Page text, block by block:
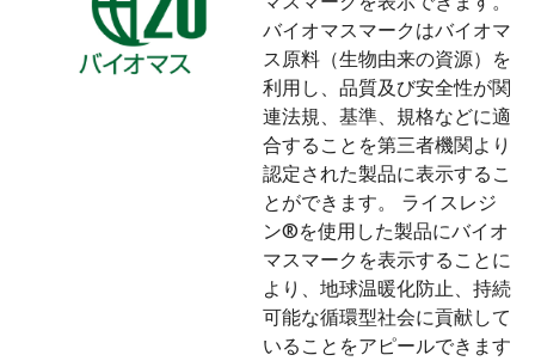
バイオマスマークはバイオマ
ス原料（生物由来の資源）を
利用し、品質及び安全性が関
連法規、基準、規格などに適
合することを第三者機関より
認定された製品に表示するこ
とができます。 ライスレジ
ン®を使用した製品にバイオ
マスマークを表示することに
より、地球温暖化防止、持続
可能な循環型社会に貢献して
いることをアピールできます